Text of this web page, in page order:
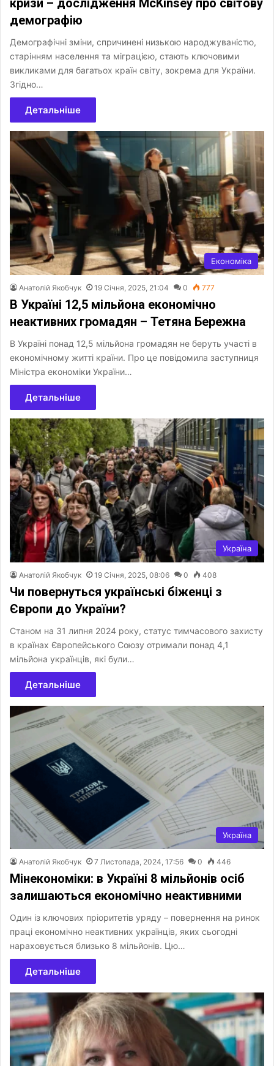
кризи – дослідження McKinsey про світову
демографію
Демографічні зміни, спричинені низькою народжуваністю,
старінням населення та міграцією, стають ключовими
викликами для багатьох країн світу, зокрема для України.
Згідно…
Детальніше
Економіка
Анатолій Якобчук 19 Січня, 2025, 21:04 0 777
В Україні 12,5 мільйона економічно
неактивних громадян – Тетяна Бережна
В Україні понад 12,5 мільйона громадян не беруть участі в
економічному житті країни. Про це повідомила заступниця
Міністра економіки України…
Детальніше
Україна
Анатолій Якобчук 19 Січня, 2025, 08:06 0 408
Чи повернуться українські біженці з
Європи до України?
Станом на 31 липня 2024 року, статус тимчасового захисту
в країнах Європейського Союзу отримали понад 4,1
мільйона українців, які були…
Детальніше
Україна
Анатолій Якобчук 7 Листопада, 2024, 17:56 0 446
Мінекономіки: в Україні 8 мільйонів осіб
залишаються економічно неактивними
Один із ключових пріоритетів уряду – повернення на ринок
праці економічно неактивних українців, яких сьогодні
нараховується близько 8 мільйонів. Цю…
Детальніше